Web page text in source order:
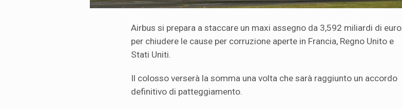
Airbus si prepara a staccare un maxi assegno da 3,592 miliardi di euro
per chiudere le cause per corruzione aperte in Francia, Regno Unito e
Stati Uniti.
Il colosso verserà la somma una volta che sarà raggiunto un accordo
definitivo di patteggiamento.